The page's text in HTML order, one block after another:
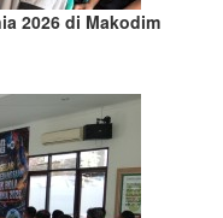
2026 di Makodim